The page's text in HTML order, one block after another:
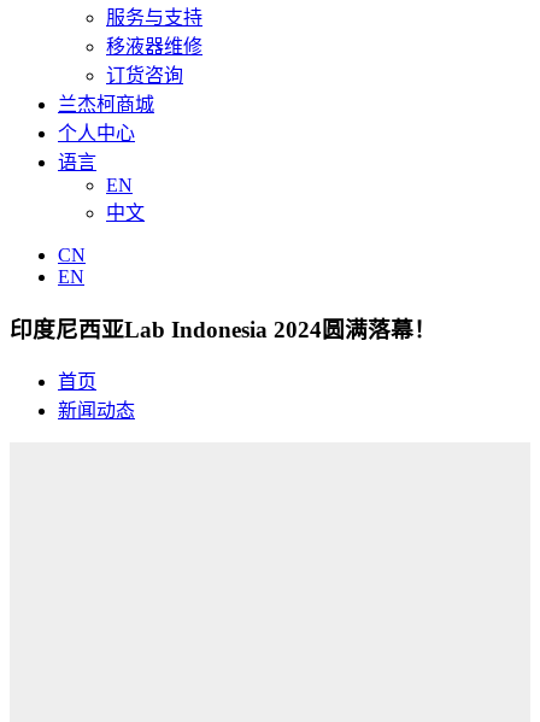
服务与支持
移液器维修
订货咨询
兰杰柯商城
个人中心
语言
EN
中文
CN
EN
印度尼西亚Lab Indonesia 2024圆满落幕！
首页
新闻动态